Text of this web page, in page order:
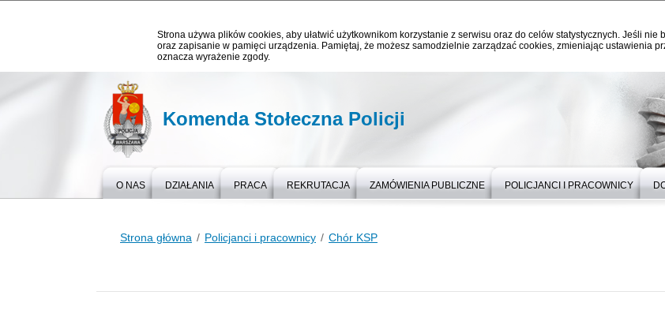
Strona używa plików cookies, aby ułatwić użytkownikom korzystanie z serwisu oraz do celów statystycznych. Jeśli nie
oraz zapisanie w pamięci urządzenia. Pamiętaj, że możesz samodzielnie zarządzać cookies, zmieniając ustawienia
oznacza wyrażenie zgody.
Komenda Stołeczna Policji
O NAS DZIAŁANIA PRACA REKRUTACJA ZAMÓWIENIA PUBLICZNE POLICJANCI I PRACOWNICY
Strona główna Policjanci i pracownicy Chór KSP